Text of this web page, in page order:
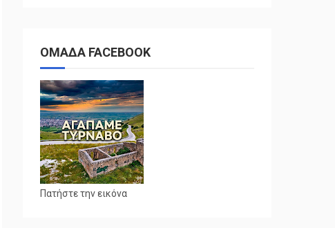
ΟΜΑΔΑ FACEBOOK
Πατήστε την εικόνα